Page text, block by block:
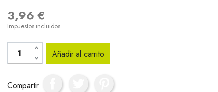
3,96 €
Impuestos incluidos
Añadir al carrito
Compartir